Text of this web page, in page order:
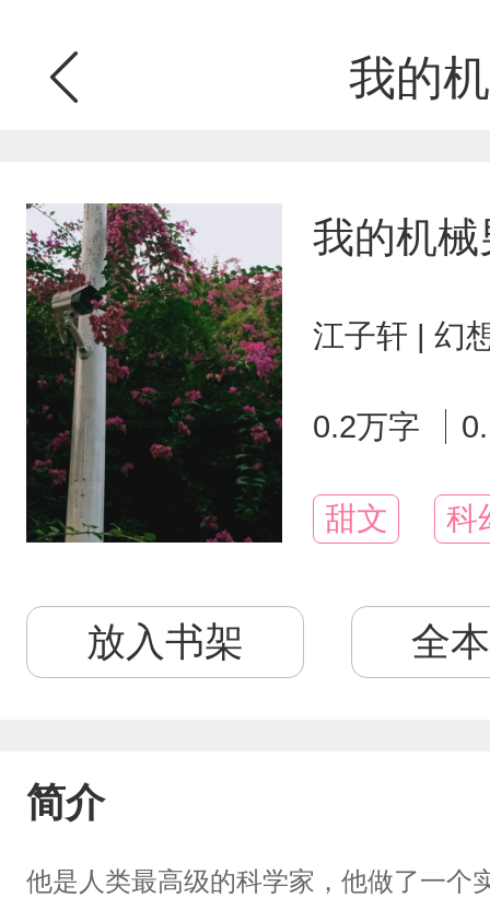
我的
我的机械
江子轩 | 幻
0.2万字
甜文 科
放入书架 全
简介
他是人类最高级的科学家，他做了一个